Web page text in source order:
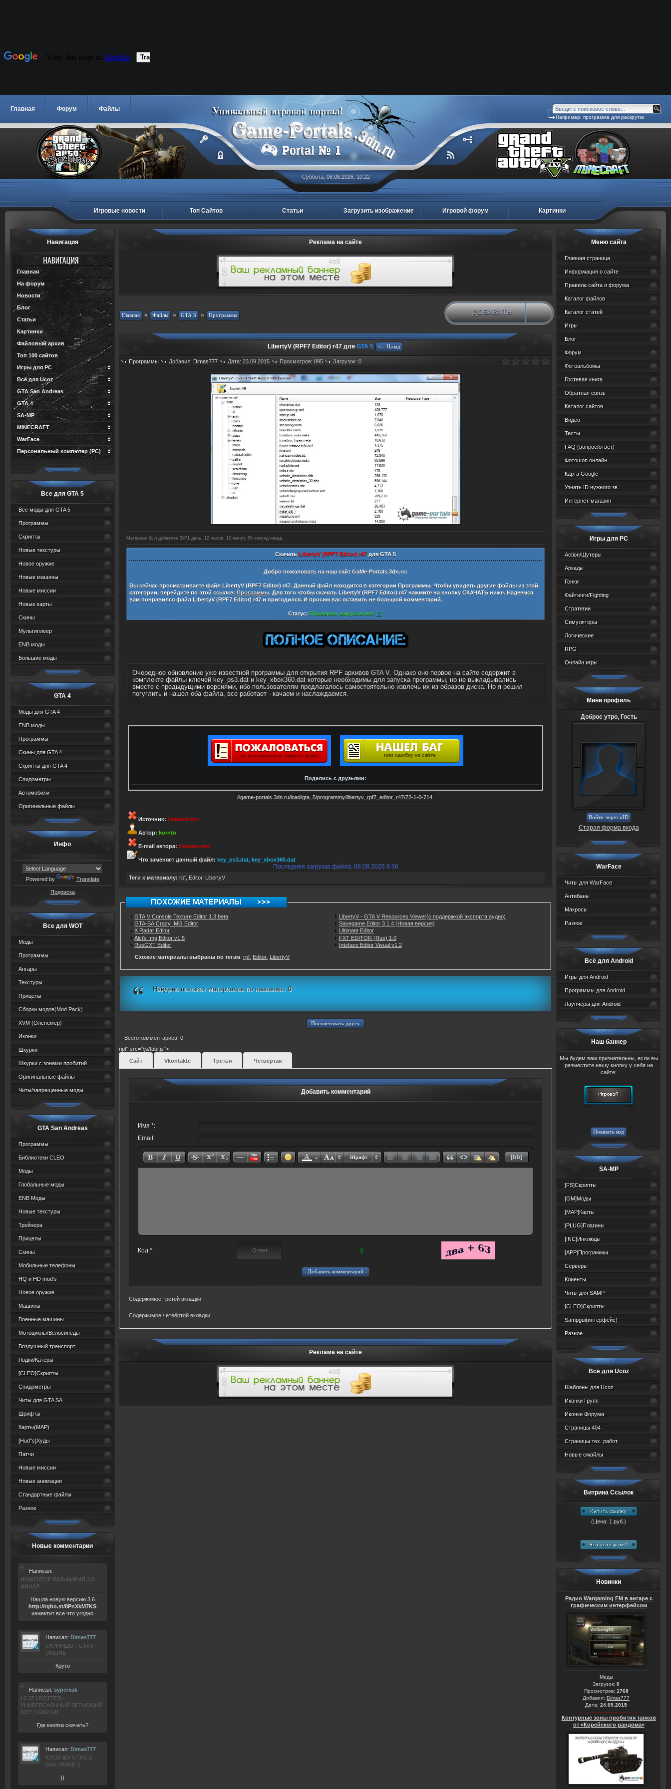
Главная Форум Файлы
Например: программа для раскрутки
сервера
Суббота, 08.08.2026, 10:22
Игровые новости Топ Сайтов Статьи Загрузить изображение Игровой форум Картинки
Навигация
Главная
На форум
Новости
Блог
Статьи
Картинки
Файловый архив
Топ 100 сайтов
Игры для PC
Всё для Ucoz
GTA San Andreas
GTA 4
SA-MP
MINECRAFT
WarFace
Персональный компютер (PC)
Все для GTA 5
Все моды для GTA 5
Программы
Скрипты
Новые текстуры
Новое оружие
Новые машины
Новые миссии
Новые карты
Скины
Мультиплеер
ENB моды
Большие моды
GTA 4
Моды для GTA 4
ENB моды
Программы
Скины для GTA 4
Скрипты для GTA 4
Спидометры
Автомобили
Оригинальные файлы
Инфо
Powered by Translate
Подписка
Все для WOT
Моды
Программы
Ангары
Текстуры
Прицелы
Сборки модов(Mod Pack)
XVM (Oленемер)
Иконки
Шкурки
Шкурки с зонами пробитий
Оригинальные файлы
Читы/запрещенные моды
GTA San Andreas
Программы
Библиотеки CLEO
Моды
Глобальные моды
ENB Моды
Новые текстуры
Трейнера
Прицелы
Скины
Мобильные телефоны
HQ и HD mod's
Новое оружие
Машины
Военные машины
Мотоциклы/Велосипеды
Воздушный транспорт
Лодки/Катеры
[CLEO]Скрипты
Спидометры
Читы для GTA SA
Шрифты
Карты(MAP)
[Hud"s]Худы
Патчи
Новые миссии
Новые анимации
Стандартные файлы
Разное
Новые комментарии
Написал:
ИНЖЕКТОР ВАЛЬКИРИЯ 3.0
ФИНАЛ
Нашла новую версию 3.6
http://rgho.st/8PnXkM7KS
инжектит все что угодно
Написал: Dimas777
СКРИНШОТ GTA 5
ONLINE
Круто
Написал: syperxak
[ 0.3Z ] BOTTER -
УНИВЕРСАЛЬНЫЙ БЕГАЮЩИЙ
БОТ (16/02/14)
Где кнопка скачать?
Написал: Dimas777
КУСОЧЕК GTA 5 В
MAX PAYNE 3
))
Меню сайта
Главная страница
Информация о сайте
Правила сайта и форума
Каталог файлов
Каталог статей
Игры
Блог
Форум
Фотоальбомы
Гостевая книга
Обратная связь
Каталог сайтов
Видео
Тесты
FAQ (вопрос/ответ)
Фотошоп онлайн
Карта Google
Узнать ID нужного зв...
Интернет-магазин
Игры для PC
Action/Шутеры
Аркады
Гонки
Файтинги/Fighting
Стратегии
Симуляторы
Логические
RPG
Онлайн игры
Мини профиль
Доброе утро, Гость
Войти через uID
Старая форма входа
WarFace
Читы для WarFace
Антибаны
Макросы
Разное
Всё для Android
Игры для Android
Программы для Android
Лаунчеры для Android
Наш баннер
Мы будем вам признательны, если вы
разместите нашу кнопку у себя на
сайте:
SA-MP
[FS]Скрипты
[GM]Моды
[MAP]Карты
[PLUG]Плагины
[INC]Инклюды
[APP]Программы
Серверы
Клиенты
Читы для SAMP
[CLEO]Скрипты
Sampgui(интерфейс)
Разное
Всё для Ucoz
Шаблоны для Ucoz
Иконки Групп
Иконки Форума
Страницы 404
Страницы тех. работ
Новые смайлы
Витрина Ссылок
(Цена: 1 руб.)
Новинки
Радио Wargaming FM в ангаре с
графическим интерфейсом
Моды
Загрузок: 0
Просмотров: 1768
Добавил: Dimas777
Дата: 24.09.2015
Контурные зоны пробития танков
от «Корейского рандома»
Реклама на сайте
» » » ДОБАВИТЬ НОВЫЙ МАТЕРИАЛ
LibertyV (RPF7 Editor) r47 для GTA 5
Программы Добавил: Dimas777 Дата: 23.09.2015 Просмотров: 895 Загрузок: 0
Материал был добавлен 3971 день, 12 часов, 12 минут, 57 секунд назад.
Скачать LibertyV (RPF7 Editor) r47 для GTA 5
Добро пожаловать на наш сайт GaMe-Portals.3dn.ru:
Вы сейчас просматриваете файл LibertyV (RPF7 Editor) r47. Данный файл находится в категории Программы. Чтобы увидеть другие файлы из этой
категории, перейдите по этой ссылке: Программы. Для того чтобы скачать LibertyV (RPF7 Editor) r47 нажмите на кнопку СКАЧАТЬ ниже. Надеемся
вам понравился файл LibertyV (RPF7 Editor) r47 и пригодился. И просим вас оставить не большой комментарий.
Статус: Проверен, вирусов нет [?]
Очередное обновление уже известной программы для открытия RPF архивов GTA V. Однако оно первое на сайте содержит в
комплекте файлы ключей key_ps3.dat и key_xbox360.dat которые необходимы для запуска программы, но не выкладывались
вместе с предыдущими версиями, ибо пользователям предлагалось самостоятельно извлечь их из образов диска. Но я решил
погуглить и нашел оба файла, все работает - качаем и наслаждаемся.
Поделись с друзьями:
Источник: Неизвестно
Автор: kornto
E-mail автора: Неизвестно
Что заменяет данный файл: key_ps3.dat, key_xbox360.dat
Последняя загрузка файла: 08.08.2026 8:36
Теги к материалу: rpf Editor, LibertyV
GTA V Console Texture Editor 1.3 beta
LibertyV - GTA V Resources Viewer(с поддержкой экспорта аудио)
GTA-SA Crazy IMG Editor
Savegame Editor 3.1.4 (Новая версия)
X Radar Editor
Ultimate Editor
Alci's Img Editor v1.5
FXT EDITOR (Rus) 1.0
RusGXT Editor
Inteface Editor Visual v1.2
Схожие материалы выбраны по тегам:rpf Editor LibertyV
Найдено похожих материалов по названию: 0
Всего комментариев: 0
ript" src="/js/tabi.js">
Сайт
Vkontakte Третья Четвёртая
Добавить комментарий
Имя *:
Email:
Шрифт
Код *:
Содержимое третей вкладки
Содержимое четвёртой вкладки
Реклама на сайте